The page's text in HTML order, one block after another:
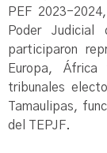
PEF 2023-
Poder
participaron
Europa,
tribunales
Tamaulipas,
del TEPJF.